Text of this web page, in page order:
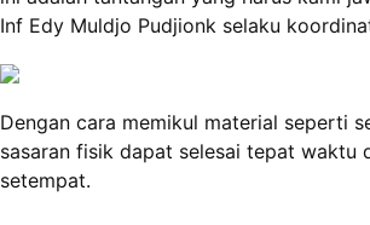
Inf Edy Muldjo Pudjionk selaku
Dengan cara memikul material seperti
sasaran fisik dapat selesai tepat waktu
setempat.